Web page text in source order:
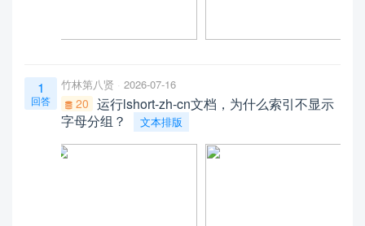
1
回答
竹林第八贤 2026-07-16
20 运行lshort-zh-cn文档，为什么索引不显示
字母分组？
文本排版